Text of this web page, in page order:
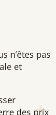
n’êtes pas
et
des prix